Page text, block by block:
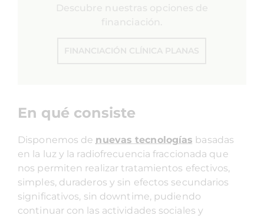
Descubre nuestras opciones de
financiación.
FINANCIACIÓN CLÍNICA PLANAS
En qué consiste
Disponemos de nuevas tecnologías basadas
en la luz y la radiofrecuencia fraccionada que
nos permiten realizar tratamientos efectivos,
simples, duraderos y sin efectos secundarios
significativos, sin downtime, pudiendo
continuar con las actividades sociales y